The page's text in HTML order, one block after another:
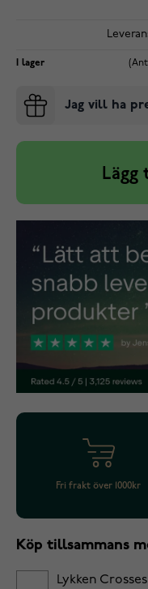
I lager
Jag vill ha
Lägg
Fri frakt över 1000kr
Köp tillsammans
Lykken